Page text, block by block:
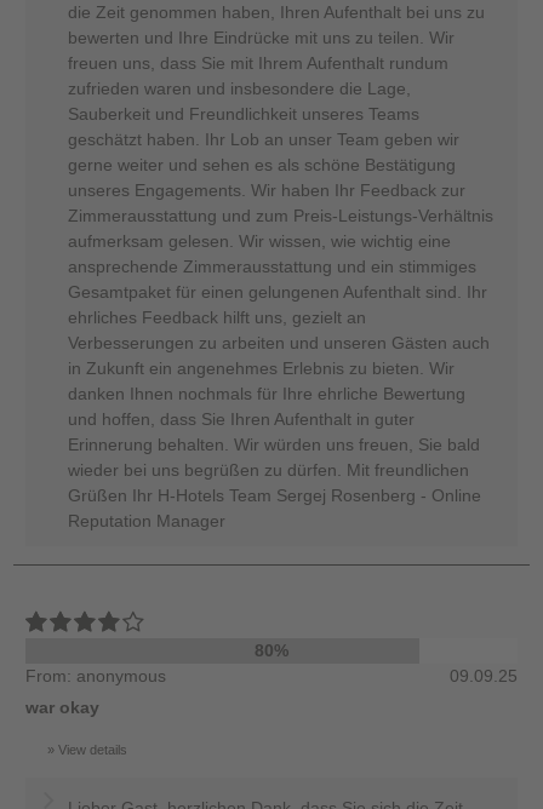
die Zeit genommen haben, Ihren Aufenthalt bei uns zu
bewerten und Ihre Eindrücke mit uns zu teilen. Wir
freuen uns, dass Sie mit Ihrem Aufenthalt rundum
zufrieden waren und insbesondere die Lage,
Sauberkeit und Freundlichkeit unseres Teams
geschätzt haben. Ihr Lob an unser Team geben wir
gerne weiter und sehen es als schöne Bestätigung
unseres Engagements. Wir haben Ihr Feedback zur
Zimmerausstattung und zum Preis-Leistungs-Verhältnis
aufmerksam gelesen. Wir wissen, wie wichtig eine
ansprechende Zimmerausstattung und ein stimmiges
Gesamtpaket für einen gelungenen Aufenthalt sind. Ihr
ehrliches Feedback hilft uns, gezielt an
Verbesserungen zu arbeiten und unseren Gästen auch
in Zukunft ein angenehmes Erlebnis zu bieten. Wir
danken Ihnen nochmals für Ihre ehrliche Bewertung
und hoffen, dass Sie Ihren Aufenthalt in guter
Erinnerung behalten. Wir würden uns freuen, Sie bald
wieder bei uns begrüßen zu dürfen. Mit freundlichen
Grüßen Ihr H-Hotels Team Sergej Rosenberg - Online
Reputation Manager
80%
From: anonymous
09.09.25
war okay
View details